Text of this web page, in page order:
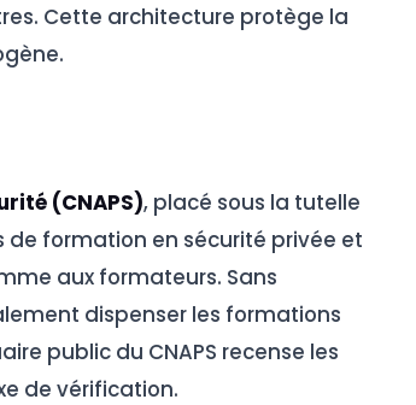
Cette architecture protège la
(CNAPS), placé sous la tutelle
de formation en sécurité privée et
aux formateurs. Sans
dispenser les formations
public du CNAPS recense les
de vérification.